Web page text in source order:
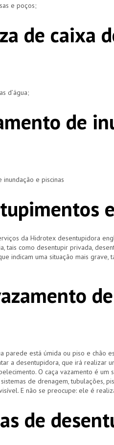
e poços;
de caixa
d’água;
de
e piscinas
da Hidrotex desentupidora
tais como desentupir privada,
indicam uma situação mais
parede está úmida ou piso e chão
a desentupidora, que irá realizar
O caça vazamento é um
de drenagem, tubulações,
E não se preocupe: ele é
de